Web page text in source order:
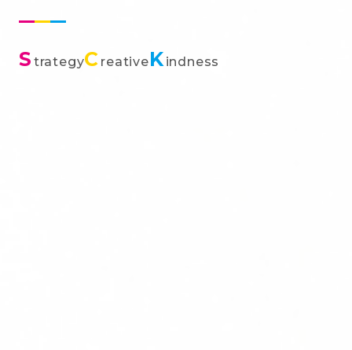
S trategyC reativeKindness